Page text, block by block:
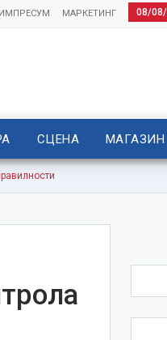
08/
МАРКЕТИНГ
ИМПРЕСУМ
СЦЕНА МАГАЗИН